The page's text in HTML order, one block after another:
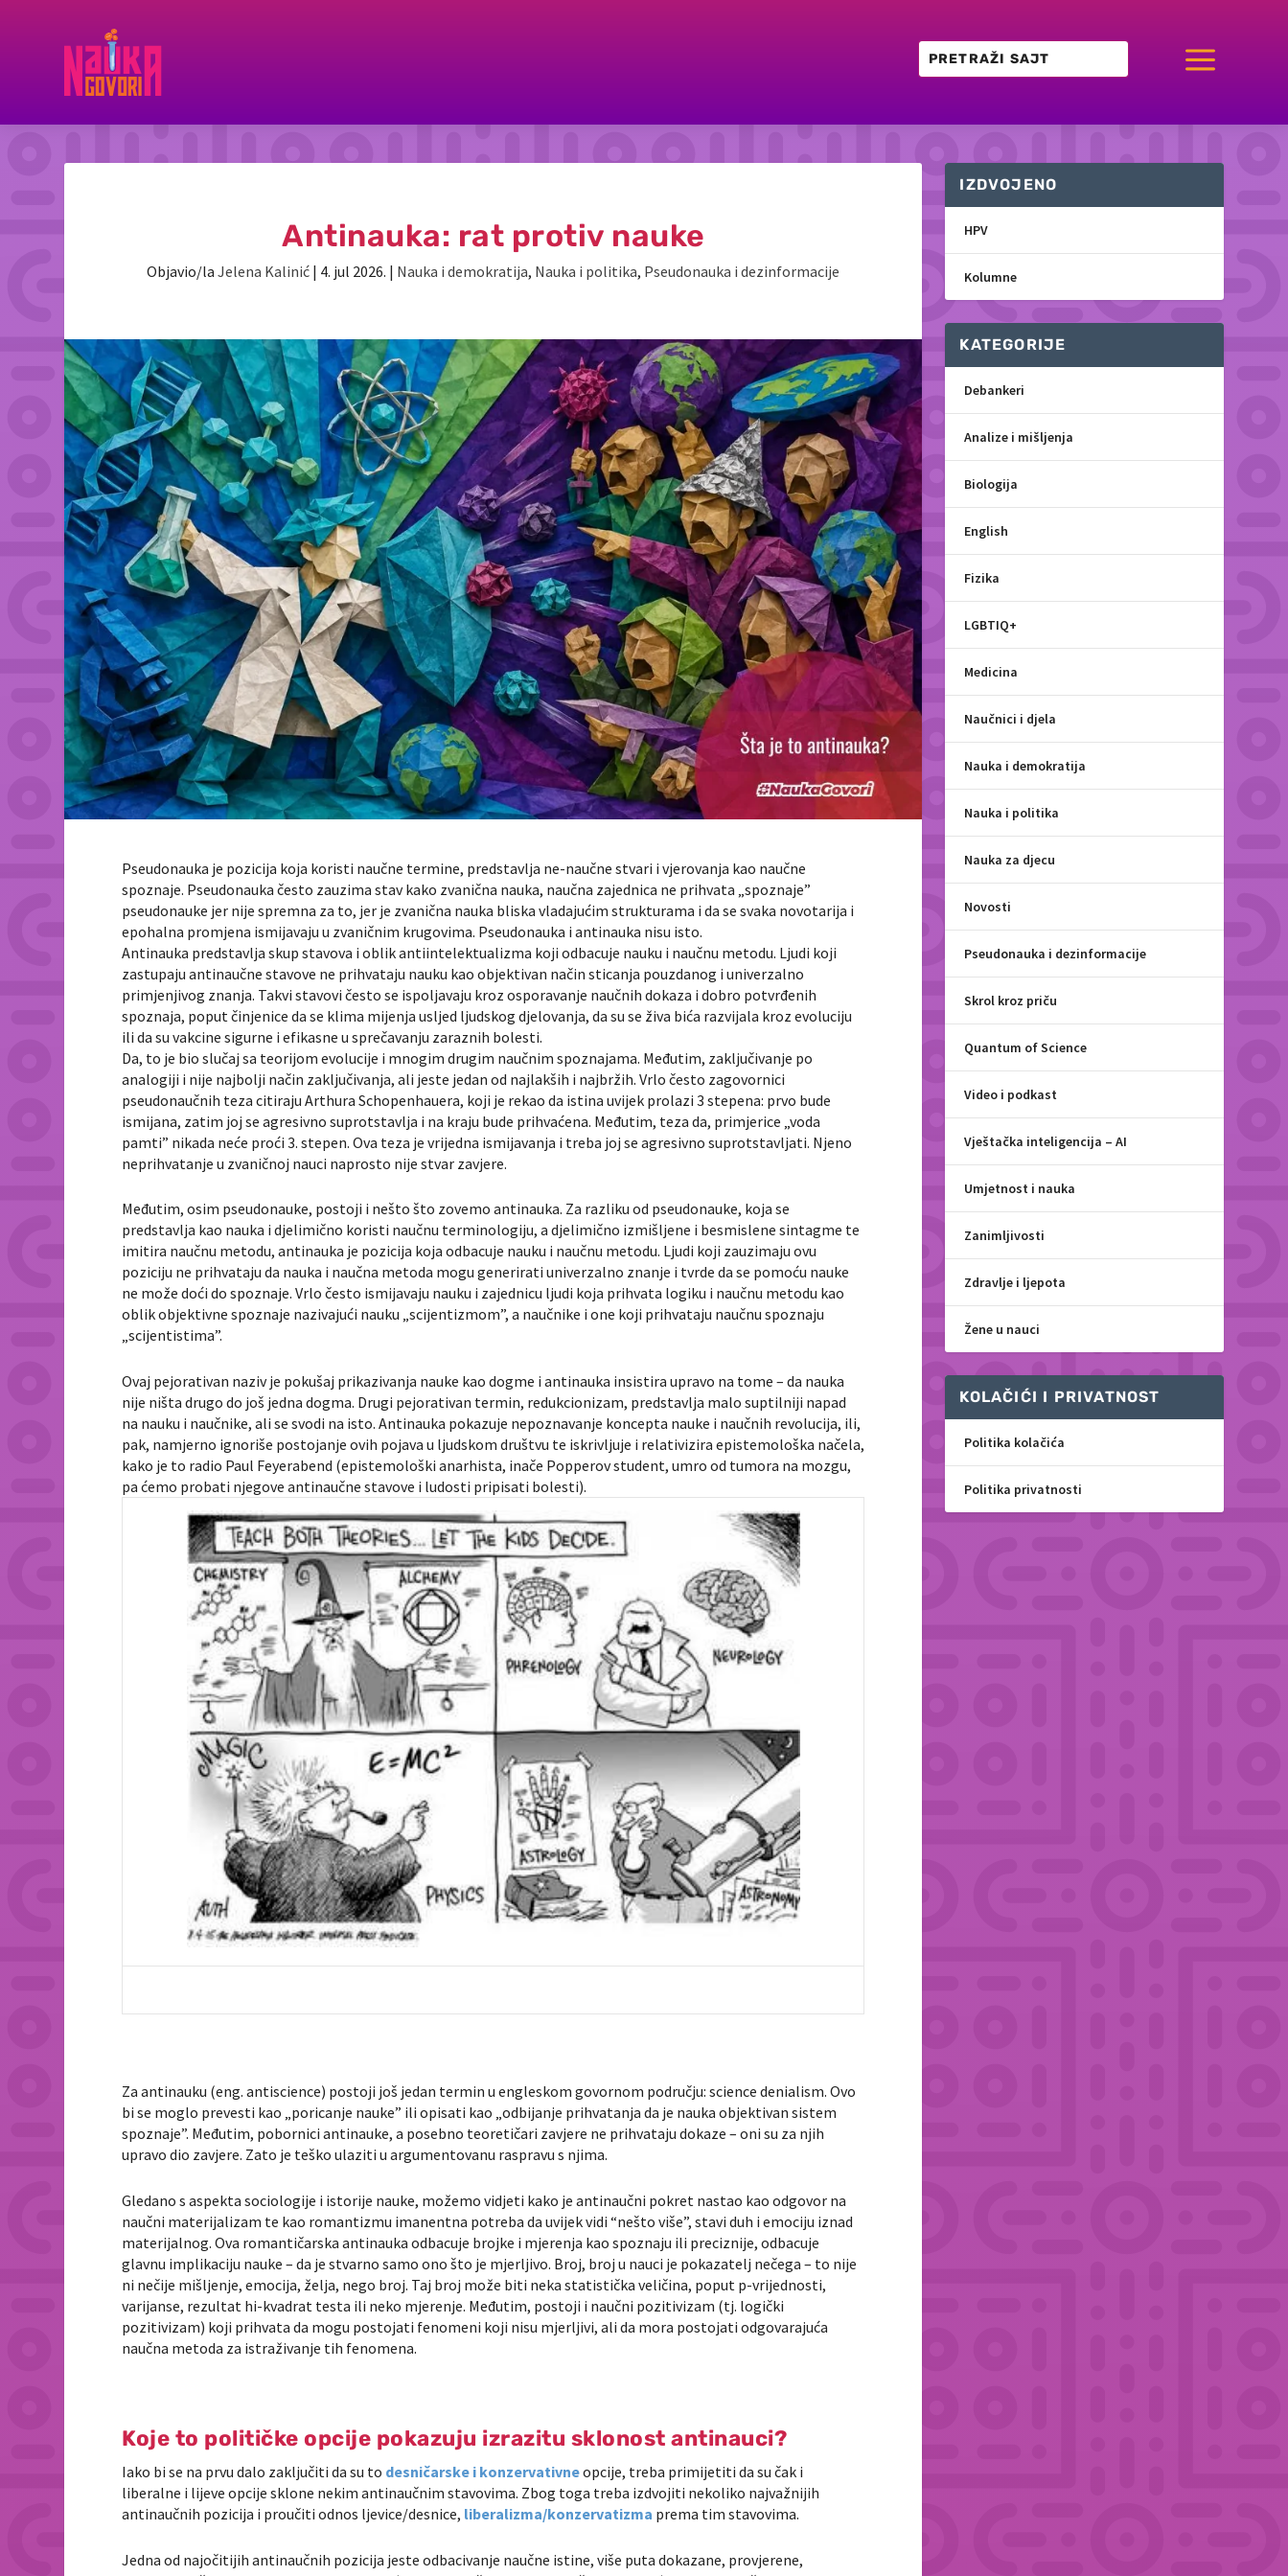
a
Antinauka: rat protiv nauke
Objavio/laJelena Kalinić | 4. jul 2026. | Nauka i demokratija, Nauka i politika, Pseudonauka i dezinformacije
Pseudonauka je pozicija koja koristi naučne termine, predstavlja ne-naučne stvari i vjerovanja kao naučne
spoznaje. Pseudonauka često zauzima stav kako zvanična nauka, naučna zajednica ne prihvata „spoznaje”
pseudonauke jer nije spremna za to, jer je zvanična nauka bliska vladajućim strukturama i da se svaka novotarija i
epohalna promjena ismijavaju u zvaničnim krugovima. Pseudonauka i antinauka nisu isto.
Antinauka predstavlja skup stavova i oblik antiintelektualizma koji odbacuje nauku i naučnu metodu. Ljudi koji
zastupaju antinaučne stavove ne prihvataju nauku kao objektivan način sticanja pouzdanog i univerzalno
primjenjivog znanja. Takvi stavovi često se ispoljavaju kroz osporavanje naučnih dokaza i dobro potvrđenih
spoznaja, poput činjenice da se klima mijenja usljed ljudskog djelovanja, da su se živa bića razvijala kroz evoluciju
ili da su vakcine sigurne i efikasne u sprečavanju zaraznih bolesti.
Da, to je bio slučaj sa teorijom evolucije i mnogim drugim naučnim spoznajama. Međutim, zaključivanje po
analogiji i nije najbolji način zaključivanja, ali jeste jedan od najlakših i najbržih. Vrlo često zagovornici
pseudonaučnih teza citiraju Arthura Schopenhauera, koji je rekao da istina uvijek prolazi 3 stepena: prvo bude
ismijana, zatim joj se agresivno suprotstavlja i na kraju bude prihvaćena. Međutim, teza da, primjerice „voda
pamti” nikada neće proći 3. stepen. Ova teza je vrijedna ismijavanja i treba joj se agresivno suprotstavljati. Njeno
neprihvatanje u zvaničnoj nauci naprosto nije stvar zavjere.
Međutim, osim pseudonauke, postoji i nešto što zovemo antinauka. Za razliku od pseudonauke, koja se
predstavlja kao nauka i djelimično koristi naučnu terminologiju, a djelimično izmišljene i besmislene sintagme te
imitira naučnu metodu, antinauka je pozicija koja odbacuje nauku i naučnu metodu. Ljudi koji zauzimaju ovu
poziciju ne prihvataju da nauka i naučna metoda mogu generirati univerzalno znanje i tvrde da se pomoću nauke
ne može doći do spoznaje. Vrlo često ismijavaju nauku i zajednicu ljudi koja prihvata logiku i naučnu metodu kao
oblik objektivne spoznaje nazivajući nauku „scijentizmom”, a naučnike i one koji prihvataju naučnu spoznaju
„scijentistima”.
Ovaj pejorativan naziv je pokušaj prikazivanja nauke kao dogme i antinauka insistira upravo na tome – da nauka
nije ništa drugo do još jedna dogma. Drugi pejorativan termin, redukcionizam, predstavlja malo suptilniji napad
na nauku i naučnike, ali se svodi na isto. Antinauka pokazuje nepoznavanje koncepta nauke i naučnih revolucija, ili,
pak, namjerno ignoriše postojanje ovih pojava u ljudskom društvu te iskrivljuje i relativizira epistemološka načela,
kako je to radio Paul Feyerabend (epistemološki anarhista, inače Popperov student, umro od tumora na mozgu,
pa ćemo probati njegove antinaučne stavove i ludosti pripisati bolesti).
Za antinauku (eng. antiscience) postoji još jedan termin u engleskom govornom području:science denialism. Ovo
bi se moglo prevesti kao „poricanje nauke” ili opisati kao „odbijanje prihvatanja da je nauka objektivan sistem
spoznaje”. Međutim, pobornici antinauke, a posebno teoretičari zavjere ne prihvataju dokaze – oni su za njih
upravo dio zavjere. Zato je teško ulaziti u argumentovanu raspravu s njima.
Gledano s aspekta sociologije i istorije nauke, možemo vidjeti kako je antinaučni pokret nastao kao odgovor na
naučni materijalizam te kao romantizmu imanentna potreba da uvijek vidi “nešto više”, stavi duh i emociju iznad
materijalnog. Ova romantičarska antinauka odbacuje brojke i mjerenja kao spoznaju ili preciznije, odbacuje
glavnu implikaciju nauke – da je stvarno samo ono što je mjerljivo. Broj, broj u nauci je pokazatelj nečega – to nije
ni nečije mišljenje, emocija, želja, nego broj. Taj broj može biti neka statistička veličina, poput p-vrijednosti,
varijanse, rezultat hi-kvadrat testa ili neko mjerenje. Međutim, postoji i naučni pozitivizam (tj. logički
pozitivizam) koji prihvata da mogu postojati fenomeni koji nisu mjerljivi, ali da mora postojati odgovarajuća
naučna metoda za istraživanje tih fenomena.
Koje to političke opcije pokazuju izrazitu sklonost antinauci?
Iako bi se na prvu dalo zaključiti da su to desničarske i konzervativneopcije, treba primijetiti da su čak i
liberalne i lijeve opcije sklone nekim antinaučnim stavovima. Zbog toga treba izdvojiti nekoliko najvažnijih
antinaučnih pozicija i proučiti odnos ljevice/desnice, liberalizma/konzervatizma prema tim stavovima.
Jedna od najočitijih antinaučnih pozicija jeste odbacivanje naučne istine, više puta dokazane, provjerene,
IZDVOJENO
HPV
Kolumne
KATEGORIJE
Debankeri
Analize i mišljenja
Biologija
English
Fizika
LGBTIQ+
Medicina
Naučnici i djela
Nauka i demokratija
Nauka i politika
Nauka za djecu
Novosti
Pseudonauka i dezinformacije
Skrol kroz priču
Quantum of Science
Video i podkast
Vještačka inteligencija – AI
Umjetnost i nauka
Zanimljivosti
Zdravlje i ljepota
Žene u nauci
KOLAČIĆI I PRIVATNOST
Politika kolačića
Politika privatnosti